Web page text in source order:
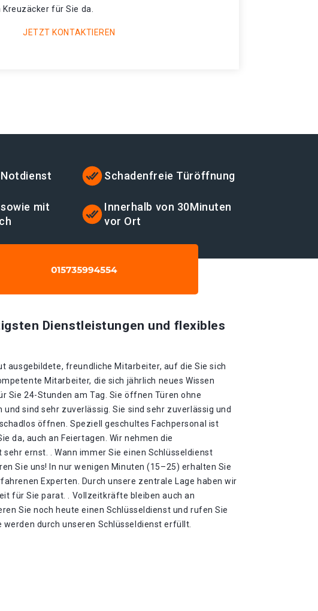
für Sie da.
JETZT KONTAKTIEREN
Schadenfreie Türöffnung
mit
Innerhalb von 30Minuten
vor Ort
Dienstleistungen und flexibles
ausgebildete, freundliche Mitarbeiter, auf die Sie sich
Mitarbeiter, die sich jährlich neues Wissen
Sie 24-Stunden am Tag. Sie öffnen Türen ohne
und sind sehr zuverlässig. Sie sind sehr zuverlässig und
öffnen. Speziell geschultes Fachpersonal ist
da, auch an Feiertagen. Wir nehmen die
ernst. . Wann immer Sie einen Schlüsseldienst
Sie uns! In nur wenigen Minuten (15–25) erhalten Sie
Experten. Durch unsere zentrale Lage haben wir
für Sie parat. . Vollzeitkräfte bleiben auch an
Sie noch heute einen Schlüsseldienst und rufen Sie
werden durch unseren Schlüsseldienst erfüllt.